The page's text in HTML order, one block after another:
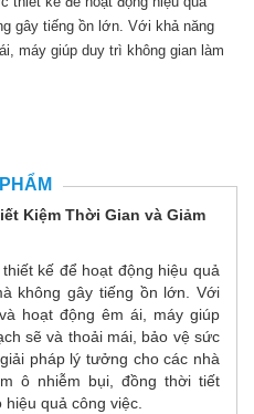
gây tiếng ồn lớn. Với khả năng
máy giúp duy trì không gian làm
Kiệm Thời Gian và Giảm
kế để hoạt động hiệu quả
không gây tiếng ồn lớn. Với
hoạt động êm ái, máy giúp
sẽ và thoải mái, bảo vệ sức
pháp lý tưởng cho các nhà
ô nhiễm bụi, đồng thời tiết
quả công việc.